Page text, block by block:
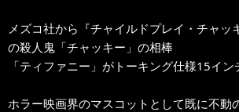
メズコ社から『チャイルドプレイ・チャッ
の殺人鬼「チャッキー」の相棒
「ティファニー」がトーキング仕様15イン
ホラー映画界のマスコットとして既に不動